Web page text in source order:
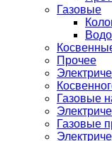
Газовые
Прочее
Газовые
Газовые